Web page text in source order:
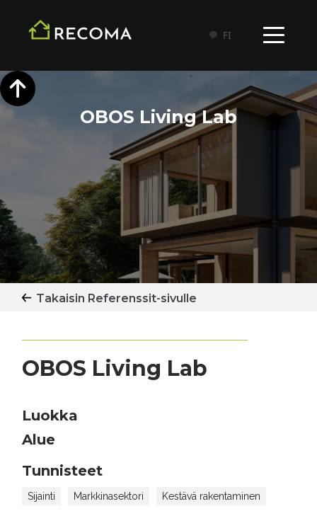
FI
OBOS Living Lab
Takaisin Referenssit-sivulle
OBOS Living Lab
Luokka
Alue
Tunnisteet
Sijainti Markkinasektori Kestävä rakentaminen